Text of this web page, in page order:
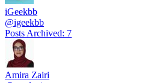
iGeekbb
@igeekbb
Posts Archived: 7
Amira Zairi